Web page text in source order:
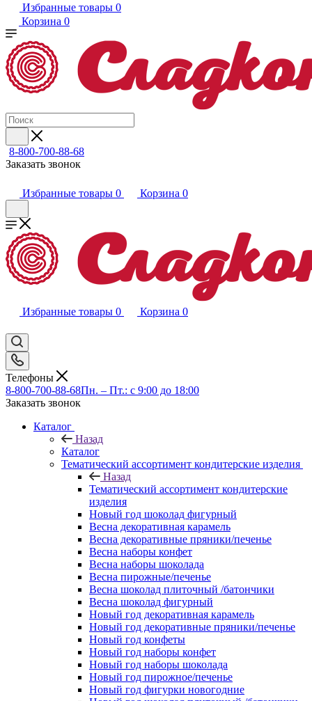
Избранные товары 0
Корзина 0
8-800-700-88-68
Заказать звонок
Избранные товары 0 Корзина 0
Избранные товары 0 Корзина 0
Телефоны
8-800-700-88-68Пн. – Пт.: с 9:00 до 18:00
Заказать звонок
Каталог
Назад
Каталог
Тематический ассортимент кондитерские изделия
Назад
Тематический ассортимент кондитерские
изделия
Новый год шоколад фигурный
Весна декоративная карамель
Весна декоративные пряники/печенье
Весна наборы конфет
Весна наборы шоколада
Весна пирожные/печенье
Весна шоколад плиточный /батончики
Весна шоколад фигурный
Новый год декоративная карамель
Новый год декоративные пряники/печенье
Новый год конфеты
Новый год наборы конфет
Новый год наборы шоколада
Новый год пирожное/печенье
Новый год фигурки новогодние